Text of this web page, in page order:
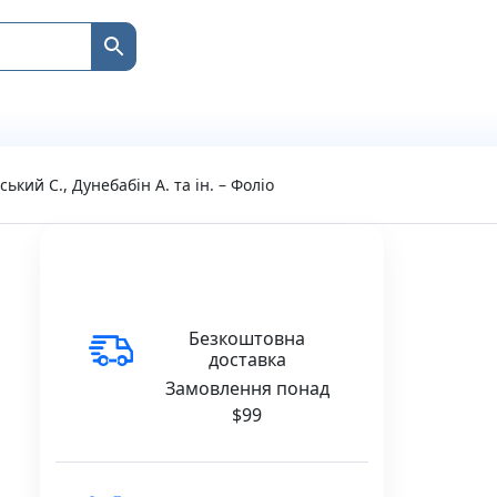
С., Дунебабін А. та ін. – Фоліо
Безкоштовна
доставка
Замовлення понад
$99